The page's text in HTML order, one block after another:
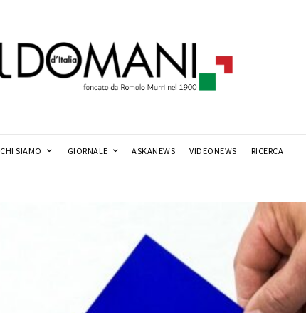
CHI SIAMO GIORNALE ASKANEWS VIDEONEWS RICERCA